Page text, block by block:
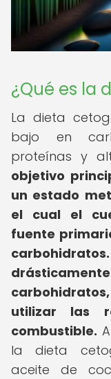
¿Qué es la
La dieta
bajo en
proteínas y
objetivo
un estado
el cual el
fuente
carbohidratos.
utilizar las
combustible.
la dieta
aceite de